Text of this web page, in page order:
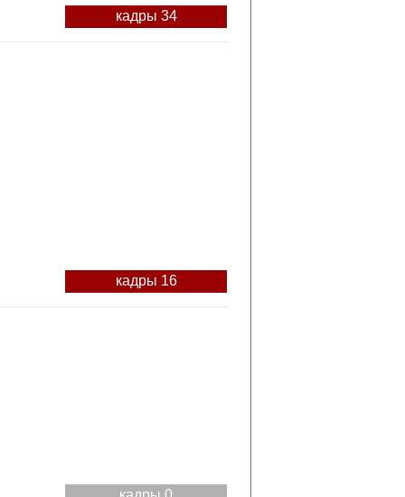
кадры 34
кадры 16